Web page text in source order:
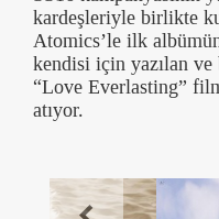
kardeşleriyle birlikte
Atomics’le ilk
kendisi için yazılan
“Love Everlasting”
atıyor.